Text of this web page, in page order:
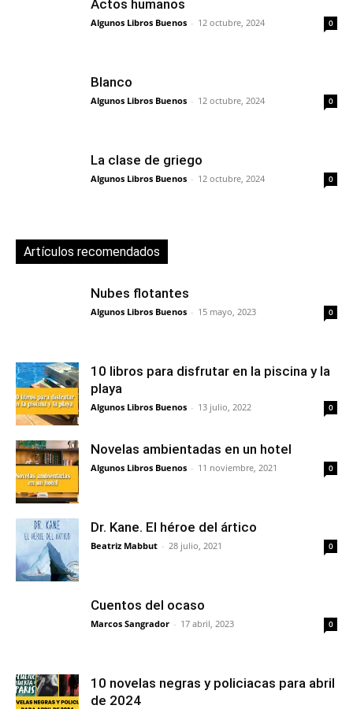
Actos humanos
Algunos Libros Buenos - 12 octubre, 2024 0
Blanco
Algunos Libros Buenos - 12 octubre, 2024 0
La clase de griego
Algunos Libros Buenos - 12 octubre, 2024 0
Artículos recomendados
Nubes flotantes
Algunos Libros Buenos - 15 mayo, 2023 0
10 libros para disfrutar en la piscina y la
playa
Algunos Libros Buenos - 13 julio, 2022 0
Novelas ambientadas en un hotel
Algunos Libros Buenos - 11 noviembre, 2021 0
Dr. Kane. El héroe del ártico
Beatriz Mabbut - 28 julio, 2021 0
Cuentos del ocaso
Marcos Sangrador - 17 abril, 2023 0
10 novelas negras y policiacas para abril
de 2024